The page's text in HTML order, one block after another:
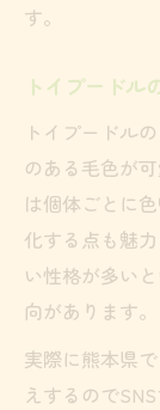
す。
トイプードル
トイプードル
のある毛色が
は個体ごとに
化する点も魅
い性格が多い
向があります。
実際に熊本県
えするので